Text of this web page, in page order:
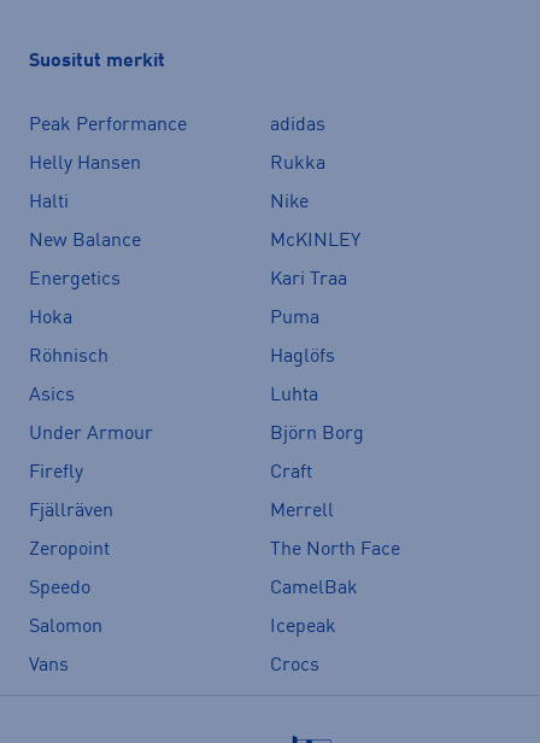
Suositut merkit
Peak Performance
adidas
Helly Hansen
Rukka
Halti
Nike
New Balance
McKINLEY
Energetics
Kari Traa
Hoka
Puma
Röhnisch
Haglöfs
Asics
Luhta
Under Armour
Björn Borg
Firefly
Craft
Fjällräven
Merrell
Zeropoint
The North Face
Speedo
CamelBak
Salomon
Icepeak
Vans
Crocs